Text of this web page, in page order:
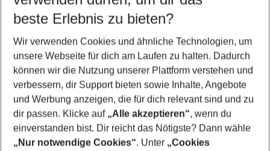
5-8 Nächte
2 Erwachsene Keine Kinder
Mehr Filter anzeigen
beste Erlebnis zu bieten?
Wir verwenden Cookies und ähnliche Technologien, um
unsere Webseite für dich am Laufen zu halten. Dadurch
können wir die Nutzung unserer Plattform verstehen und
verbessern, dir Support bieten sowie Inhalte, Angebote
und Werbung anzeigen, die für dich relevant sind und zu
dir passen. Klicke auf „Alle akzeptieren“, wenn du
einverstanden bist. Dir reicht das Nötigste? Dann wähle
„Nur notwendige Cookies“. Unter „Cookies